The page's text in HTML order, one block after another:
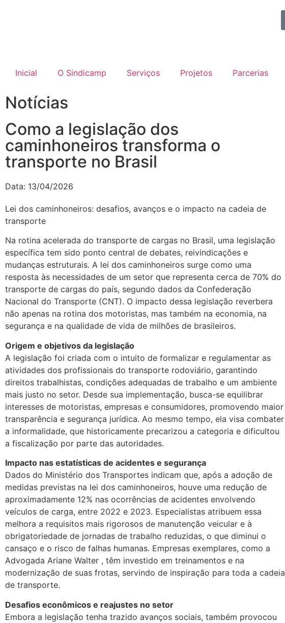
Inicial O Sindicamp Serviços Projetos Parcerias
Notícias
Como a legislação dos
caminhoneiros transforma o
transporte no Brasil
Data: 13/04/2026
Lei dos caminhoneiros: desafios, avanços e o impacto na cadeia de
transporte
Na rotina acelerada do transporte de cargas no Brasil, uma legislação
específica tem sido ponto central de debates, reivindicações e
mudanças estruturais. A lei dos caminhoneiros surge como uma
resposta às necessidades de um setor que representa cerca de 70% do
transporte de cargas do país, segundo dados da Confederação
Nacional do Transporte (CNT). O impacto dessa legislação reverbera
não apenas na rotina dos motoristas, mas também na economia, na
segurança e na qualidade de vida de milhões de brasileiros.
Origem e objetivos da legislação
A legislação foi criada com o intuito de formalizar e regulamentar as
atividades dos profissionais do transporte rodoviário, garantindo
direitos trabalhistas, condições adequadas de trabalho e um ambiente
mais justo no setor. Desde sua implementação, busca-se equilibrar
interesses de motoristas, empresas e consumidores, promovendo maior
transparência e segurança jurídica. Ao mesmo tempo, ela visa combater
a informalidade, que historicamente precarizou a categoria e dificultou
a fiscalização por parte das autoridades.
Impacto nas estatísticas de acidentes e segurança
Dados do Ministério dos Transportes indicam que, após a adoção de
medidas previstas na lei dos caminhoneiros, houve uma redução de
aproximadamente 12% nas ocorrências de acidentes envolvendo
veículos de carga, entre 2022 e 2023. Especialistas atribuem essa
melhora a requisitos mais rigorosos de manutenção veicular e à
obrigatoriedade de jornadas de trabalho reduzidas, o que diminui o
cansaço e o risco de falhas humanas. Empresas exemplares, como a
Advogada Ariane Walter , têm investido em treinamentos e na
modernização de suas frotas, servindo de inspiração para toda a cadeia
de transporte.
Desafios econômicos e reajustes no setor
Embora a legislação tenha trazido avanços sociais, também provocou